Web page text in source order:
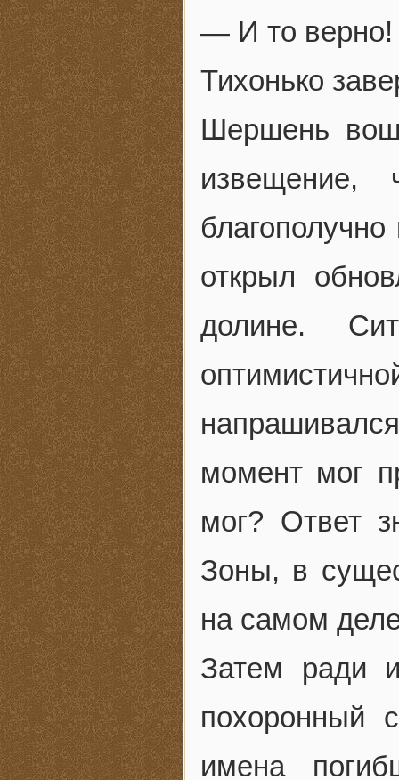
— И то верно!
Тихонько
Шершень
открыл
долине.
момент мог
мог? Ответ
Зоны, в
на самом
Затем ради
похоронный
имена